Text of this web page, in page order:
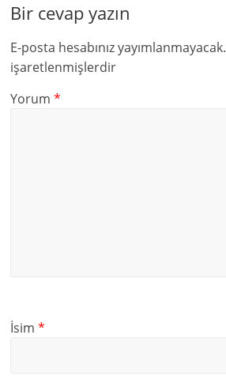
Bir cevap yazın
E-posta hesabınız yayımlanmayacak.
işaretlenmişlerdir
Yorum*
İsim*